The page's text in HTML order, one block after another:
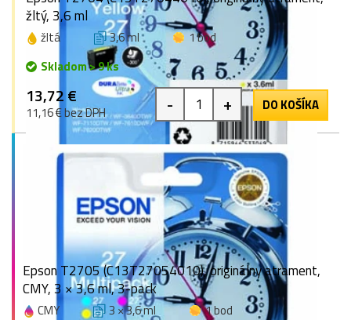
žltý, 3,6 ml
žltá 3,6 ml
1 bod
Skladom > 9 ks
13,72 €
11,16 € bez DPH - + DO KOŠÍKA
Epson T2705 (C13T27054010), originálny atrament,
CMY, 3 × 3,6 ml, 3-pack
CMY 3 × 3,6 ml
1 bod